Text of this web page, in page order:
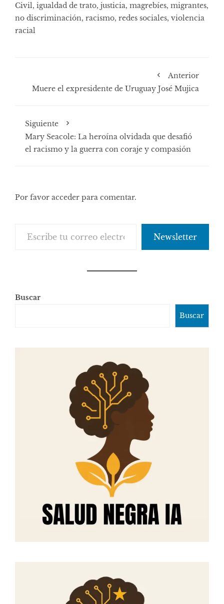
Civil, igualdad de trato, justicia, magrebíes, migrantes,
no discriminación, racismo, redes sociales, violencia
racial
Anterior
Muere el expresidente de Uruguay José Mujica
Siguiente
Mary Seacole: La heroína olvidada que desafió
el racismo y la guerra con coraje y compasión
Por favor acceder para comentar.
Newsletter
Buscar
Buscar